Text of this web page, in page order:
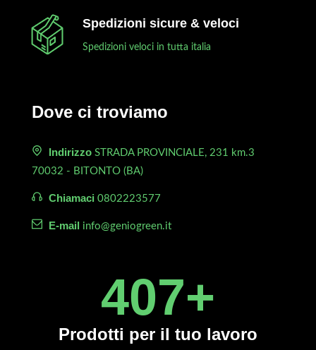
Spedizioni sicure & veloci
Spedizioni veloci in tutta italia
Dove ci troviamo
Indirizzo STRADA PROVINCIALE, 231 km.3
70032 - BITONTO (BA)
Chiamaci 0802223577
E-mail info@geniogreen.it
450+
Prodotti per il tuo lavoro